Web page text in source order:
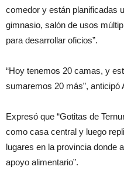
comedor y están planificadas
gimnasio, salón de usos
para desarrollar oficios”.
“Hoy tenemos 20 camas, y
sumaremos 20 más”, anticipó
Expresó que “Gotitas de
como casa central y luego
lugares en la provincia donde
apoyo alimentario”.